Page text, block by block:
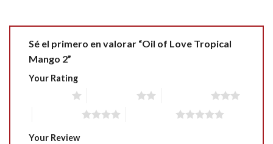
Sé el primero en valorar “Oil of Love Tropical
Mango 2”
Your Rating
Your Review